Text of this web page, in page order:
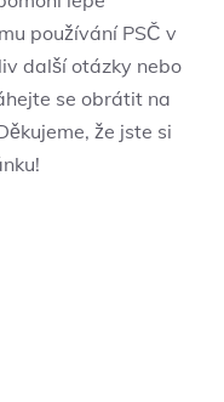
používání PSČ v
další otázky nebo
se obrátit na
že jste si